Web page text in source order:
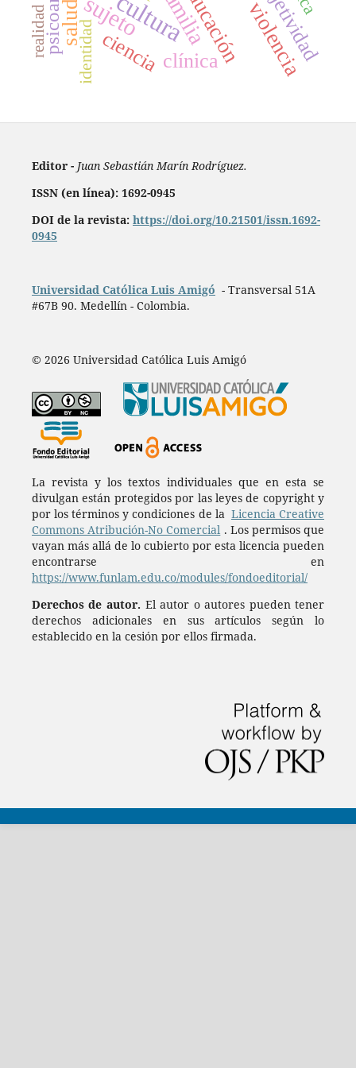
cultura
sujeto familia
educación violencia
clínica
ciencia
identidad
realidad
Editor - Juan Sebastián Marín Rodríguez.
ISSN (en línea): 1692-0945
DOI de la revista: https://doi.org/10.21501/issn.1692-
0945
Universidad Católica Luis Amigó - Transversal 51A
#67B 90. Medellín - Colombia.
© 2026 Universidad Católica Luis Amigó
La revista y los textos individuales que en esta se
divulgan están protegidos por las leyes de copyright y
por los términos y condiciones de la Licencia Creative
Commons Atribución-No Comercial . Los permisos que
vayan más allá de lo cubierto por esta licencia pueden
encontrarse en
https://www.funlam.edu.co/modules/fondoeditorial/
Derechos de autor. El autor o autores pueden tener
derechos adicionales en sus artículos según lo
establecido en la cesión por ellos firmada.